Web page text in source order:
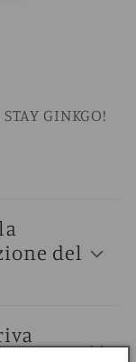
GINKGO!
del